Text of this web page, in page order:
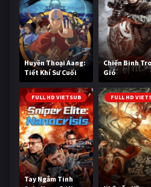
Huyền Thoại Aang:
Tiết Khí Sư Cuối
Cùng
Chiến Binh
Gió
FULL HD VIETSUB
Tay Ngắm Tinh
FULL HD